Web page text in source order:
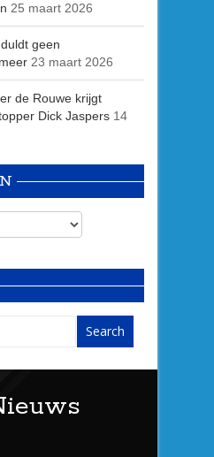
25 maart 2026
geen
23 maart 2026
de Rouwe krijgt
Dick Jaspers 14